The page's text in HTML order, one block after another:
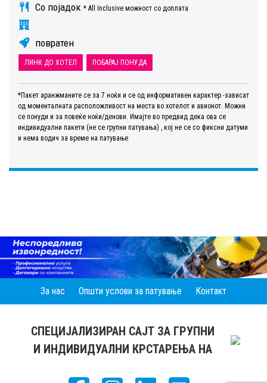
Со појадок * All Inclusive можност со доплата
повратен
ЛИНК ДО ХОТЕЛ ПОБАРАЈ ПОНУДА
*Пакет аранжманите се за 7 ноќи и се од информативен карактер -зависат
од моменталната расположливост на места во хотелот и авионот. Можни
се понуди и за повеќе ноќи/денови. Имајте во предвид дека ова се
индивидуални пакети (не се групни патувања) , кој не се со фиксни датуми
и нема водич за време на патување
За нас Општи услови за патување Контакт
СПЕЦИЈАЛИЗИРАН САЈТ ЗА ГРУПНИ
И ИНДИВИДУАЛНИ КРСТАРЕЊА НА